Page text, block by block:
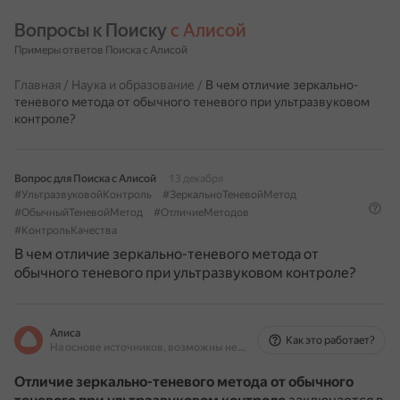
Вопросы к Поиску с Алисой
Примеры ответов Поиска с Алисой
Главная / Наука и образование / В чем отличие зеркально-
теневого метода от обычного теневого при ультразвуковом
контроле?
Вопрос для Поиска с Алисой
13 декабря
#УльтразвуковойКонтроль
#ЗеркальноТеневойМетод
#ОбычныйТеневойМетод
#ОтличиеМетодов
#КонтрольКачества
В чем отличие зеркально-теневого метода от
обычного теневого при ультразвуковом контроле?
Алиса
На основе источников, возможны неточности
Как это работает?
Отличие зеркально-теневого метода от обычного